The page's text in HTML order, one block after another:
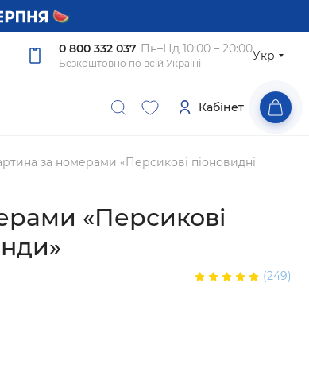
0 800 332 037 Пн–Нд 10:00 – 20:00
Безкоштовно по всій Україні
Укр
Кабінет
за номерами «Персикові піоновидні
«Персикові
(249)